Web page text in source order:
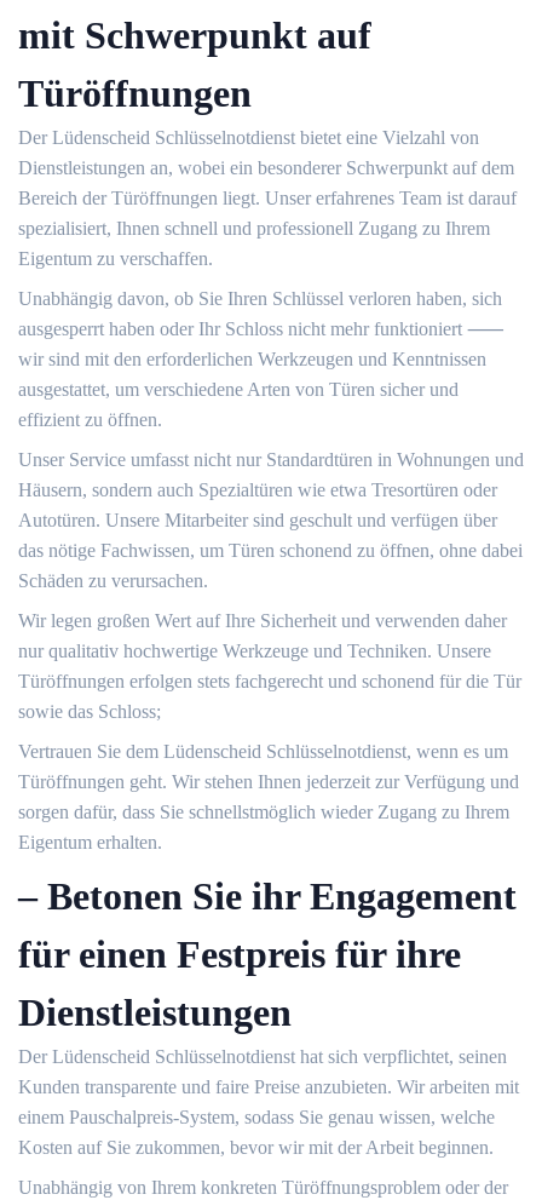
mit Schwerpunkt auf
Türöffnungen
Der Lüdenscheid Schlüsselnotdienst bietet eine Vielzahl von
Dienstleistungen an, wobei ein besonderer Schwerpunkt auf dem
Bereich der Türöffnungen liegt.​ Unser erfahrenes Team ist darauf
spezialisiert, Ihnen schnell und professionell Zugang zu Ihrem
Eigentum zu verschaffen.​
Unabhängig davon, ob Sie Ihren Schlüssel verloren haben, sich
ausgesperrt haben oder Ihr Schloss nicht mehr funktioniert ⸺
wir sind mit den erforderlichen Werkzeugen und Kenntnissen
ausgestattet, um verschiedene Arten von Türen sicher und
effizient zu öffnen.​
Unser Service umfasst nicht nur Standardtüren in Wohnungen und
Häusern, sondern auch Spezialtüren wie etwa Tresortüren oder
Autotüren.​ Unsere Mitarbeiter sind geschult und verfügen über
das nötige Fachwissen, um Türen schonend zu öffnen, ohne dabei
Schäden zu verursachen.​
Wir legen großen Wert auf Ihre Sicherheit und verwenden daher
nur qualitativ hochwertige Werkzeuge und Techniken.​ Unsere
Türöffnungen erfolgen stets fachgerecht und schonend für die Tür
sowie das Schloss;
Vertrauen Sie dem Lüdenscheid Schlüsselnotdienst, wenn es um
Türöffnungen geht.​ Wir stehen Ihnen jederzeit zur Verfügung und
sorgen dafür, dass Sie schnellstmöglich wieder Zugang zu Ihrem
Eigentum erhalten.​
– Betonen Sie ihr Engagement
für einen Festpreis für ihre
Dienstleistungen
Der Lüdenscheid Schlüsselnotdienst hat sich verpflichtet, seinen
Kunden transparente und faire Preise anzubieten.​ Wir arbeiten mit
einem Pauschalpreis-System, sodass Sie genau wissen, welche
Kosten auf Sie zukommen, bevor wir mit der Arbeit beginnen.
Unabhängig von Ihrem konkreten Türöffnungsproblem oder der